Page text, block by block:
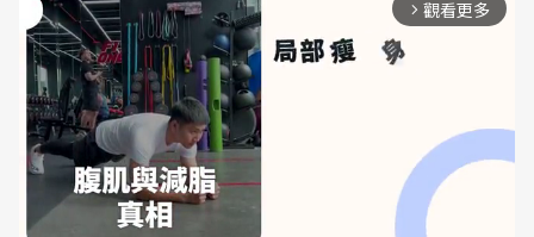
arrow_forward_ios 觀看更多